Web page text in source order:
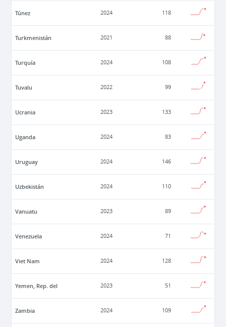
Túnez 2024 118
Turkmenistán 2021 88
Turquía 2024 108
Tuvalu 2022 99
Ucrania 2023 133
Uganda 2024 83
Uruguay 2024 146
Uzbekistán 2024 110
Vanuatu 2023 89
Venezuela 2024 71
Viet Nam 2024 128
Yemen, Rep. del 2023 51
Zambia 2024 109